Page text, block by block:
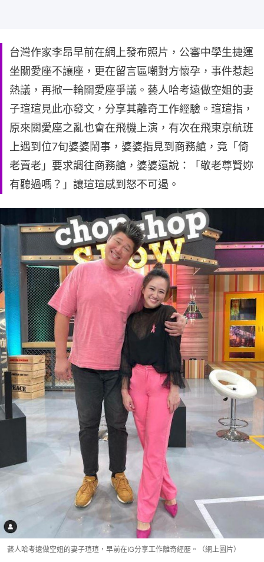
台灣作家李昂早前在網上發布照片，公審中學生捷運
坐關愛座不讓座，更在留言區嘲對方懷孕，事件惹起
熱議，再掀一輪關愛座爭議。藝人哈考遠做空姐的妻
子瑄瑄見此亦發文，分享其離奇工作經驗。瑄瑄指，
原來關愛座之亂也會在飛機上演，有次在飛東京航班
上遇到位7旬婆婆鬧事，婆婆指見到商務艙，竟「倚
老賣老」要求調往商務艙，婆婆還說：「敬老尊賢妳
有聽過嗎？」讓瑄瑄感到怒不可遏。
藝人哈考遠做空姐的妻子瑄瑄，早前在IG分享工作離奇經歷。（網上圖片）